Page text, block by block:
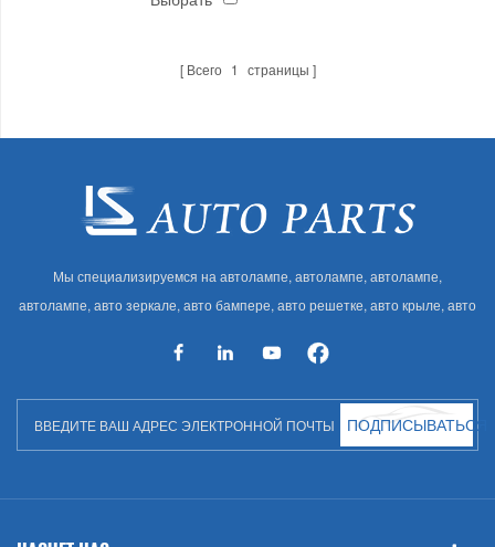
Всего 1 страницы
Мы специализируемся на автолампе, автолампе, автолампе,
автолампе, авто зеркале, авто бампере, авто решетке, авто крыле, авто
автозапчастей для Audi, VW, Benz, BMW
ПОДПИСЫВАТЬСЯ